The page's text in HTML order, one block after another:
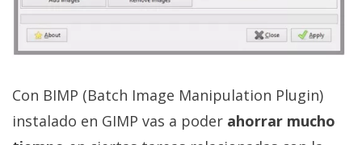
Con BIMP (Batch Image Manipulation Plugin)
instalado en GIMP vas a poder ahorrar mucho